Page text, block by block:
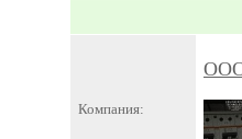
Компания: